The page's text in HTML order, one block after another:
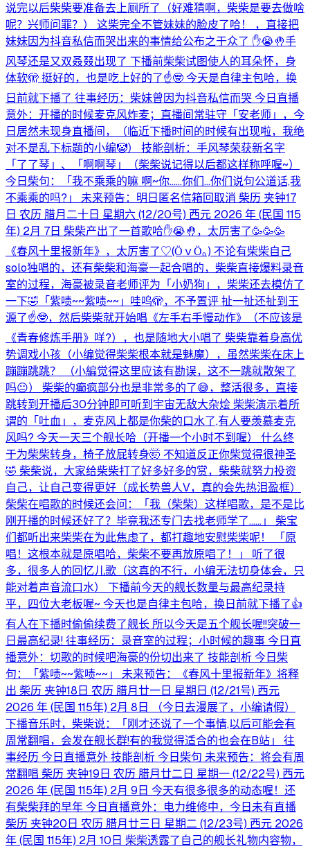
说完以后柴柴要准备去上厕所了（好难猜啊，柴柴是要去做啥
呢？兴师问罪？） 这柴完全不管妹妹的脸皮了哈！ ，直接把
妹妹因为抖音私信而哭出来的事情给公布之于众了 ✋😭🤚手
风琴还是又双叒叕出现了 下播前柴柴试图使人的耳朵怀，身
体软🫣 挺好的，也是吃上好的了☝️🤓 今天是自律主包哈，换
日前就下播了 往事经历：柴妹曾因为抖音私信而哭 今日直播
意外：开播的时候麦克风炸麦；直播间常驻守「安老师」，今
日居然未现身直播间，（临近下播时间的时候有出现啦，我绝
对不是乱下标题的小编🤡） 技能剖析：手风琴荣获新名字
「了了琴」、「啊啊琴」（柴柴说记得以后都这样称呼喔~）
今日柴句：「我不乘乘的嘛 啊~你……你们…你们说句公道话,我
不乘乘的吗?」 未来预告：明日匿名信箱回取消 柴历 夹钟17
日 农历 腊月二十日 星期六 (12/20号) 西元 2026 年 (民国 115
年) 2月 7日 柴柴产出了一首歌哈✋😭🤚，太厉害了🥳🥳🥳
《春风十里报新年》，太厉害了♡⁠(⁠Ӧ⁠ｖ⁠Ӧ⁠｡⁠) 不论有柴柴自己
solo独唱的，还有柴柴和海豪一起合唱的，柴柴直接爆料录音
室的过程，海豪被录音老师评为「小奶狗」，柴柴还去模仿了
一下🤣「紫啧~~紫啧~~」哇呜🫣，不予置评 扯一扯还扯到王
源了☝️🤓，然后柴柴就开始唱《左手右手慢动作》（不应该是
《青春修炼手册》咩?），也是随地大小唱了 柴柴靠着身高优
势调戏小孩（小编觉得柴柴根本就是魅魔），虽然柴柴在床上
蹦蹦跳跳？ （小編觉得这里应该有勘误，这不一跳就散架了
吗😐） 柴柴的癫疯部分也是非常多的了😅，整活很多，直接
跳转到开播后30分钟即可听到宇宙无敌大杂烩 柴柴演示着所
谓的「吐血」，麦克风上都是你柴的口水了,有人要羡慕麦克
风吗? 今天一天三个舰长哈（开播一个小时不到喔） 什么终
于为柴柴转身，椅子放屁转身🤯 不知道反正你柴觉得很神圣
🤣 柴柴说，大家给柴柴打了好多好多的赏，柴柴就努力投资
自己，让自己变得更好（成长势兽人V，真的会先热泪盈框）
柴柴在唱歌的时候还会问：「我（柴柴）这样唱歌，是不是比
刚开播的时候还好了？毕竟我还专门去找老师学了……」 柴宝
们都听出来柴柴在为此焦虑了，都打趣地安慰柴柴呢！ 「原
唱！这根本就是原唱哈，柴柴不要再放原唱了！」 听了很
多，很多人的回忆儿歌（这真的不行，小编无法切身体会，只
能对着声音流口水） 下播前今天的舰长数量与最高纪录持
平，四位大老板喔~ 今天也是自律主包哈，换日前就下播了👍
有人在下播时偷偷续费了舰长 所以今天是五个舰长喔!!突破一
日最高纪录! 往事经历：录音室的过程；小时候的趣事 今日直
播意外：切歌的时候吧海豪的份切出来了 技能剖析 今日柴
句：「紫啧~~紫啧~~」 未来预告：《春风十里报新年》将释
出 柴历 夹钟18日 农历 腊月廿一日 星期日 (12/21号) 西元
2026 年 (民国 115年) 2月 8日 （今日去漫展了，小编请假）
下播音乐时，柴柴说：「刚才还说了一个事情,以后可能会有
周常翻唱，会发在舰长群!有的我觉得适合的也会在B站」 往
事经历 今日直播意外 技能剖析 今日柴句 未来预告：将会有周
常翻唱 柴历 夹钟19日 农历 腊月廿二日 星期一 (12/22号) 西元
2026 年 (民国 115年) 2月 9日 今天有很多很多的动态喔！还
有柴柴拜的早年 今日直播意外：电力维修中，今日未有直播
柴历 夹钟20日 农历 腊月廿三日 星期二 (12/23号) 西元 2026
年 (民国 115年) 2月 10日 柴柴透露了自己的舰长礼物内容物，